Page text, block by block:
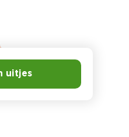
uitjes